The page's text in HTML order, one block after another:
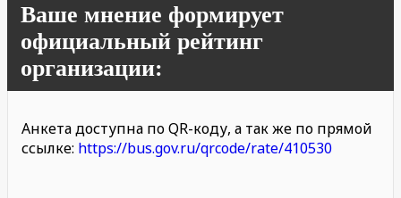
Ваше мнение формирует
официальный рейтинг
организации:
Анкета доступна по QR-коду, а так же по прямой
ссылке: https://bus.gov.ru/qrcode/rate/410530